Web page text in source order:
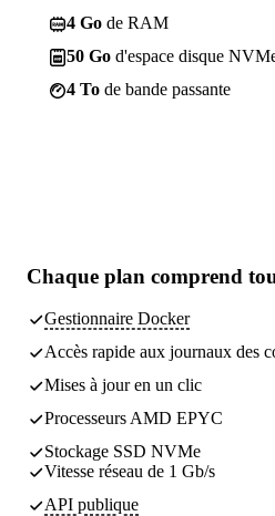
4 Go de RAM
50 Go d'espace disque
4 To de bande passante
Chaque plan comprend
Gestionnaire Docker
Accès rapide aux journaux des
Mises à jour en un clic
Processeurs AMD EPYC
Stockage SSD NVMe
Vitesse réseau de 1 Gb/s
API publique